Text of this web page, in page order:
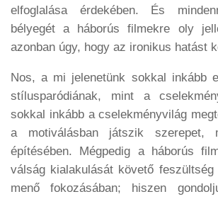
elfoglalása érdekében. És
bélyegét a háborús filmekre oly
azonban úgy, hogy az ironikus hatást
Nos, a mi jelenetünk sokkal inkább
stílusparódiának, mint a
sokkal inkább a cselekményvilág
a motiválásban játszik szerepet,
építésében. Mégpedig a háborús
válság kialakulását követő feszültség
menő fokozásában; hiszen